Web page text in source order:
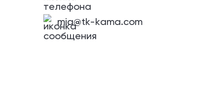
mia@tk-kama.com